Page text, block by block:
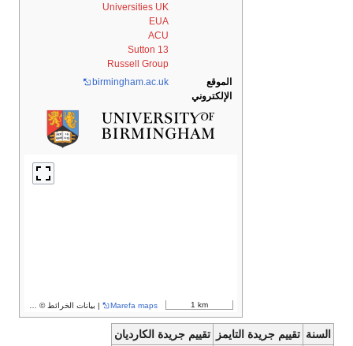
Universities UK
EUA
ACU
Sutton 13
Russell Group
الموقع
الإلكتروني
birmingham.ac.uk
1 km
Marefa maps | بيانات الخرائط © مساهمو OpenStreetMap
السنة تقييم جريدة التايمز
تقييم جريدة الكارديان